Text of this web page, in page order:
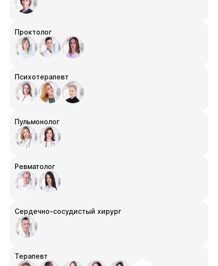
Проктолог
Психотерапевт
Пульмонолог
Ревматолог
Сердечно-сосудистый хирург
Терапевт